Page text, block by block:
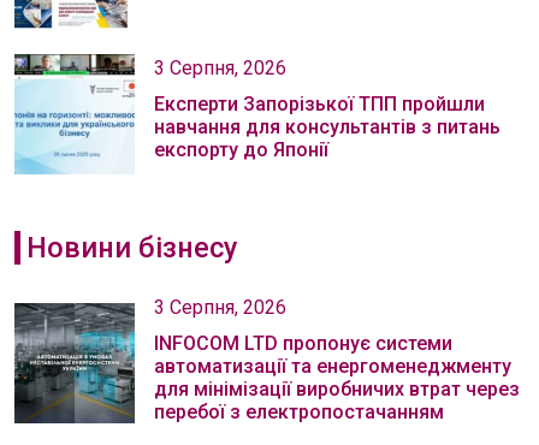
3 Серпня, 2026
Експерти Запорізької ТПП пройшли
навчання для консультантів з питань
експорту до Японії
Новини бізнесу
3 Серпня, 2026
INFOCOM LTD пропонує системи
автоматизації та енергоменеджменту
для мінімізації виробничих втрат через
перебої з електропостачанням